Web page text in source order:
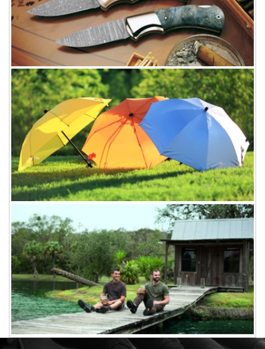
精品
INSTRUMENT
工具
Functional Clothing
服饰